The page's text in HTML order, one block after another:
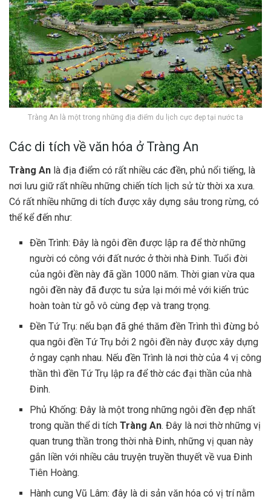
Tràng An là một trong những địa điểm du lịch cực đẹp tại nước ta
Các di tích về văn hóa ở Tràng An
Tràng An là địa điểm có rất nhiều các đền, phủ nổi tiếng, là
nơi lưu giữ rất nhiều những chiến tích lịch sử từ thời xa xưa.
Có rất nhiều những di tích được xây dựng sâu trong rừng, có
thể kể đến như:
Đền Trình: Đây là ngôi đền được lập ra để thờ những
người có công với đất nước ở thời nhà Đinh. Tuổi đời
của ngôi đền này đã gần 1000 năm. Thời gian vừa qua
ngôi đền này đã được tu sửa lại mới mẻ với kiến trúc
hoàn toàn từ gỗ vô cùng đẹp và trang trọng.
Đền Tứ Trụ: nếu bạn đã ghé thăm đền Trình thì đừng bỏ
qua ngôi đền Tứ Trụ bởi 2 ngôi đền này được xây dựng
ở ngay cạnh nhau. Nếu đền Trình là nơi thờ của 4 vị công
thần thì đền Tứ Trụ lập ra để thờ các đại thần của nhà
Đinh.
Phủ Khống: Đây là một trong những ngôi đền đẹp nhất
trong quần thể di tíchTràng An. Đây là nơi thờ những vị
quan trung thần trong thời nhà Đinh, những vị quan này
gắn liền với nhiều câu truyện truyền thuyết về vua Đinh
Tiên Hoàng.
Hành cung Vũ Lâm: đây là di sản văn hóa có vị trí nằm